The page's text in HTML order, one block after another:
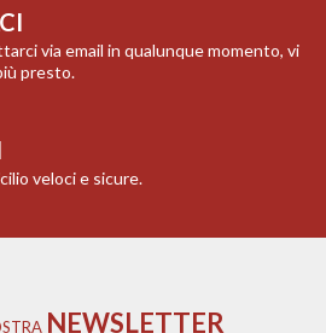
via email in qualunque momento, vi
presto.
veloci e sicure.
NEWSLETTER